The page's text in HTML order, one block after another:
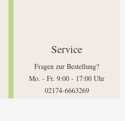
Service
Fragen zur Bestellung?
Mo. - Fr. 9:00 - 17:00 Uhr
02174-6663269